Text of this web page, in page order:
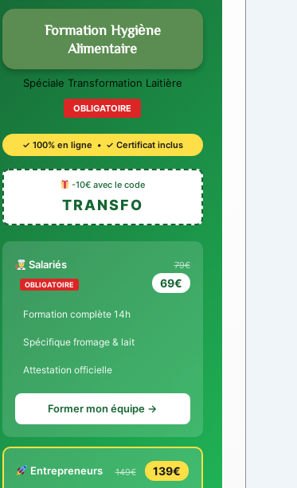
Formation Hygiène
Alimentaire
Spéciale Transformation Laitière
OBLIGATOIRE
✓ 100% en ligne • ✓ Certificat inclus
-10€ avec le code
TRANSFO
Salariés
OBLIGATOIRE
79€
69€
Formation complète 14h
Spécifique fromage & lait
Attestation officielle
Former mon équipe →
Entrepreneurs 149€ 139€